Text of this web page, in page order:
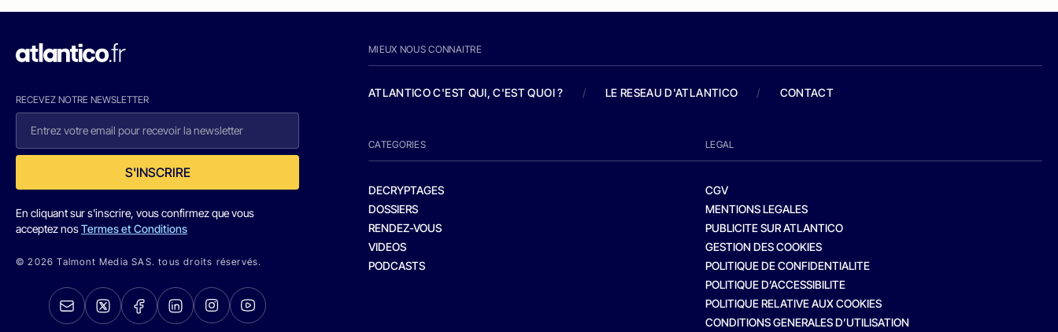
RECEVEZ NOTRE NEWSLETTER
S'INSCRIRE
En cliquant sur s'inscrire, vous confirmez que vous
acceptez nosTermes et Conditions
© 2026 Talmont Media SAS. tous droits réservés.
MIEUX NOUS CONNAITRE
ATLANTICO C'EST QUI, C'EST QUOI ? / LE RESEAU D'ATLANTICO / CONTACT
CATEGORIES
DECRYPTAGES
DOSSIERS
RENDEZ-VOUS
VIDEOS
PODCASTS
LEGAL
CGV
MENTIONS LEGALES
PUBLICITE SUR ATLANTICO
GESTION DES COOKIES
POLITIQUE DE CONFIDENTIALITE
POLITIQUE D’ACCESSIBILITE
POLITIQUE RELATIVE AUX COOKIES
CONDITIONS GENERALES D’UTILISATION